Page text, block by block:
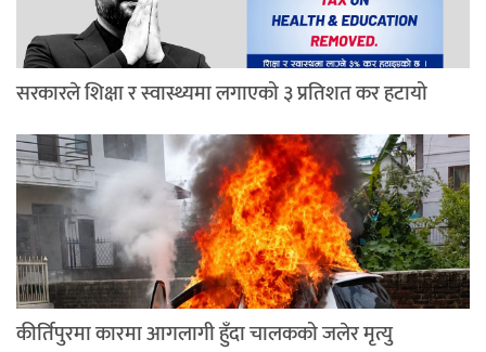
सरकारले शिक्षा र स्वास्थ्यमा लगाएको ३ प्रतिशत कर हटायो
कीर्तिपुरमा कारमा आगलागी हुँदा चालकको जलेर मृत्यु